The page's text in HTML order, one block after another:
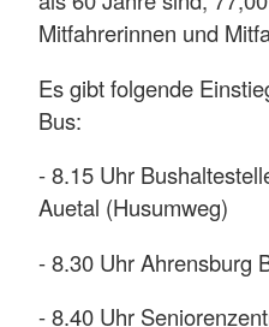
Mitfahrerinnen und
Es gibt folgende
Bus:
- 8.15 Uhr
Auetal (Husumweg)
- 8.30 Uhr Ahrensburg
- 8.40 Uhr